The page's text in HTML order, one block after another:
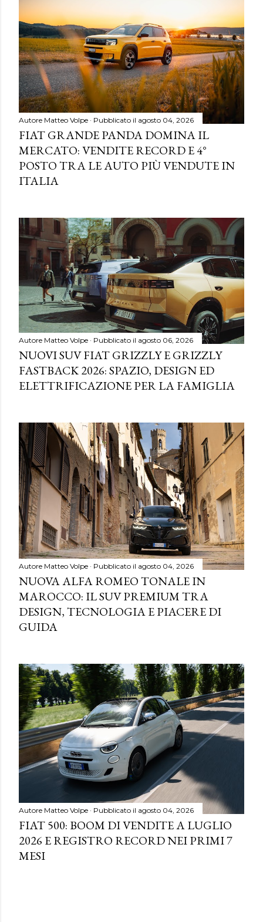
Autore Matteo Volpe Pubblicato il agosto 04, 2026
FIAT GRANDE PANDA DOMINA IL
MERCATO: VENDITE RECORD E 4°
POSTO TRA LE AUTO PIÙ VENDUTE IN
ITALIA
Autore Matteo Volpe Pubblicato il agosto 06, 2026
NUOVI SUV FIAT GRIZZLY E GRIZZLY
FASTBACK 2026: SPAZIO, DESIGN ED
ELETTRIFICAZIONE PER LA FAMIGLIA
Autore Matteo Volpe Pubblicato il agosto 04, 2026
NUOVA ALFA ROMEO TONALE IN
MAROCCO: IL SUV PREMIUM TRA
DESIGN, TECNOLOGIA E PIACERE DI
GUIDA
Autore Matteo Volpe Pubblicato il agosto 04, 2026
FIAT 500: BOOM DI VENDITE A LUGLIO
2026 E REGISTRO RECORD NEI PRIMI 7
MESI